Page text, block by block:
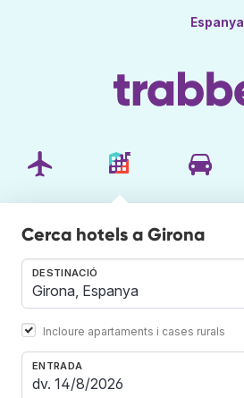
Espanya
Cerca hotels a Girona
DESTINACIÓ
Incloure apartaments i cases rurals
ENTRADA